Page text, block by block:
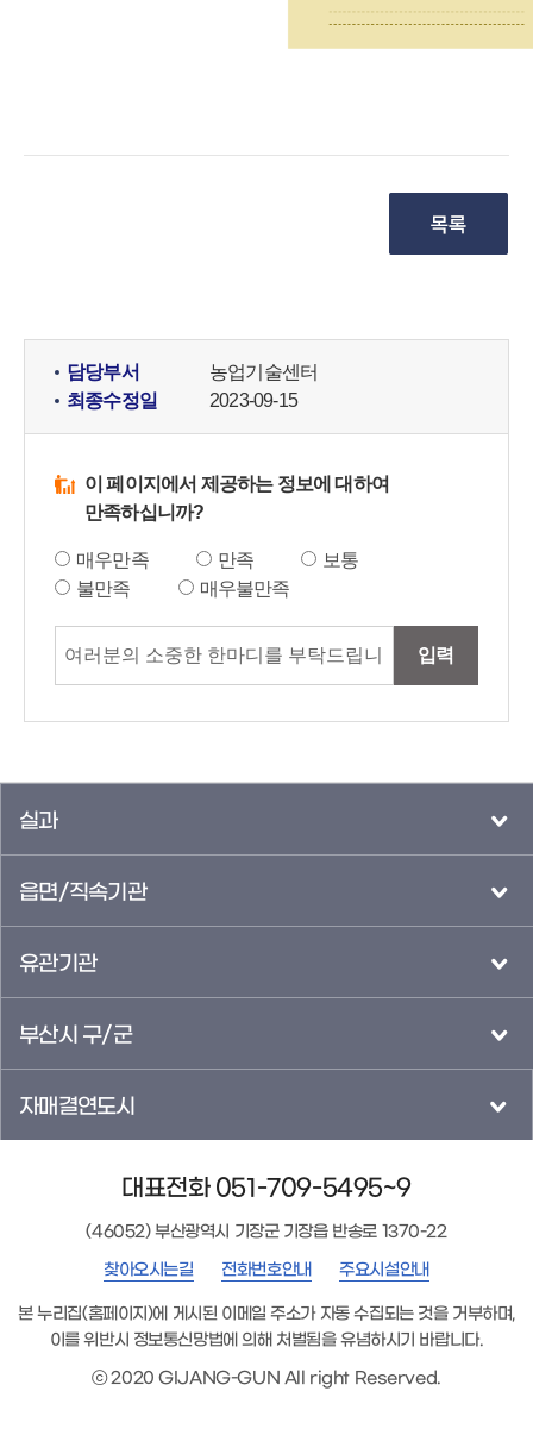
담당부서
농업기술센터
최종수정일
2023-09-15
이 페이지에서 제공하는 정보에 대하여
만족하십니까?
매우만족 만족
보통
불만족
매우불만족
입력
실과
읍면/직속기관
유관기관
부산시 구/군
자매결연도시
대표전화 051-709-5495~9
(46052) 부산광역시 기장군 기장읍 반송로 1370-22
찾아오시는길
전화번호안내 주요시설안내
본 누리집(홈페이지)에 게시된 이메일 주소가 자동 수집되는 것을 거부하며,
이를 위반시 정보통신망법에 의해 처벌됨을 유념하시기 바랍니다.
ⓒ 2020 GIJANG-GUN All right Reserved.